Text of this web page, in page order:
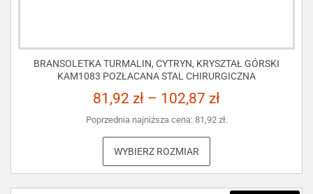
BRANSOLETKA TURMALIN, CYTRYN, KRYSZTAŁ GÓRSKI
KAM1083 POZŁACANA STAL CHIRURGICZNA
81,92 zł – 102,87 zł
Poprzednia najniższa cena: 81,92 zł.
WYBIERZ ROZMIAR